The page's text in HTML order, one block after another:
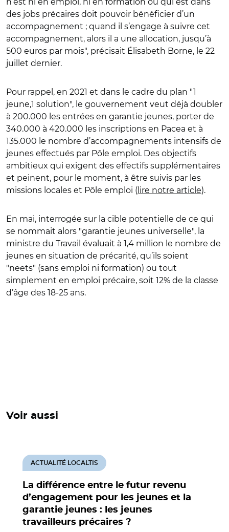
des jobs précaires doit pouvoir bénéficier d’un
accompagnement ; quand il s’engage à suivre cet
accompagnement, alors il a une allocation, jusqu’à
500 euros par mois", précisait Élisabeth Borne, le 22
juillet dernier.
Pour rappel, en 2021 et dans le cadre du plan "1
jeune,1 solution", le gouvernement veut déjà doubler
à 200.000 les entrées en garantie jeunes, porter de
340.000 à 420.000 les inscriptions en Pacea et à
135.000 le nombre d’accompagnements intensifs de
jeunes effectués par Pôle emploi. Des objectifs
ambitieux qui exigent des effectifs supplémentaires
et peinent, pour le moment, à être suivis par les
missions locales et Pôle emploi ( lire notre article).
En mai, interrogée sur la cible potentielle de ce qui
se nommait alors "garantie jeunes universelle", la
ministre du Travail évaluait à 1,4 million le nombre de
jeunes en situation de précarité, qu’ils soient
"neets" (sans emploi ni formation) ou tout
simplement en emploi précaire, soit 12% de la classe
d’âge des 18-25 ans.
Voir aussi
La différence entre le futur revenu
d’engagement pour les jeunes et la
garantie jeunes : les jeunes
travailleurs précaires ?
ACTUALITÉ LOCALTIS